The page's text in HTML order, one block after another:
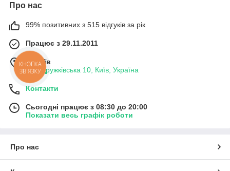
Про нас
99% позитивних з 515 відгуків за рік
Працює з 29.11.2011
м. Київ
вул. Дружківська 10, Київ, Україна
Контакти
Сьогодні працює з 08:30 до 20:00
Показати весь графік роботи
Про нас
КНОПКА
ЗВ'ЯЗКУ